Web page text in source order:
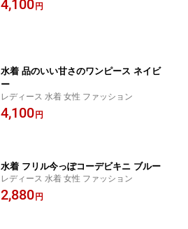
4,100円
水着 品のいい甘さのワンピース ネイビ
ー
レディース 水着 女性 ファッション
4,100円
水着 フリル今っぽコーデビキニ ブルー
レディース 水着 女性 ファッション
2,880円